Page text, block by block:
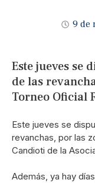
9 de
Este jueves se
de las
Torneo Oficial
Este jueves se
revanchas, por las
Candioti de la
Además, ya hay